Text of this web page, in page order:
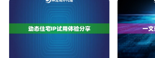
P。服务商能否提供足够细化的地理定
能否获取到地域精准的数据。
包括连接
可用率。速度慢会拖累整体效率，而频